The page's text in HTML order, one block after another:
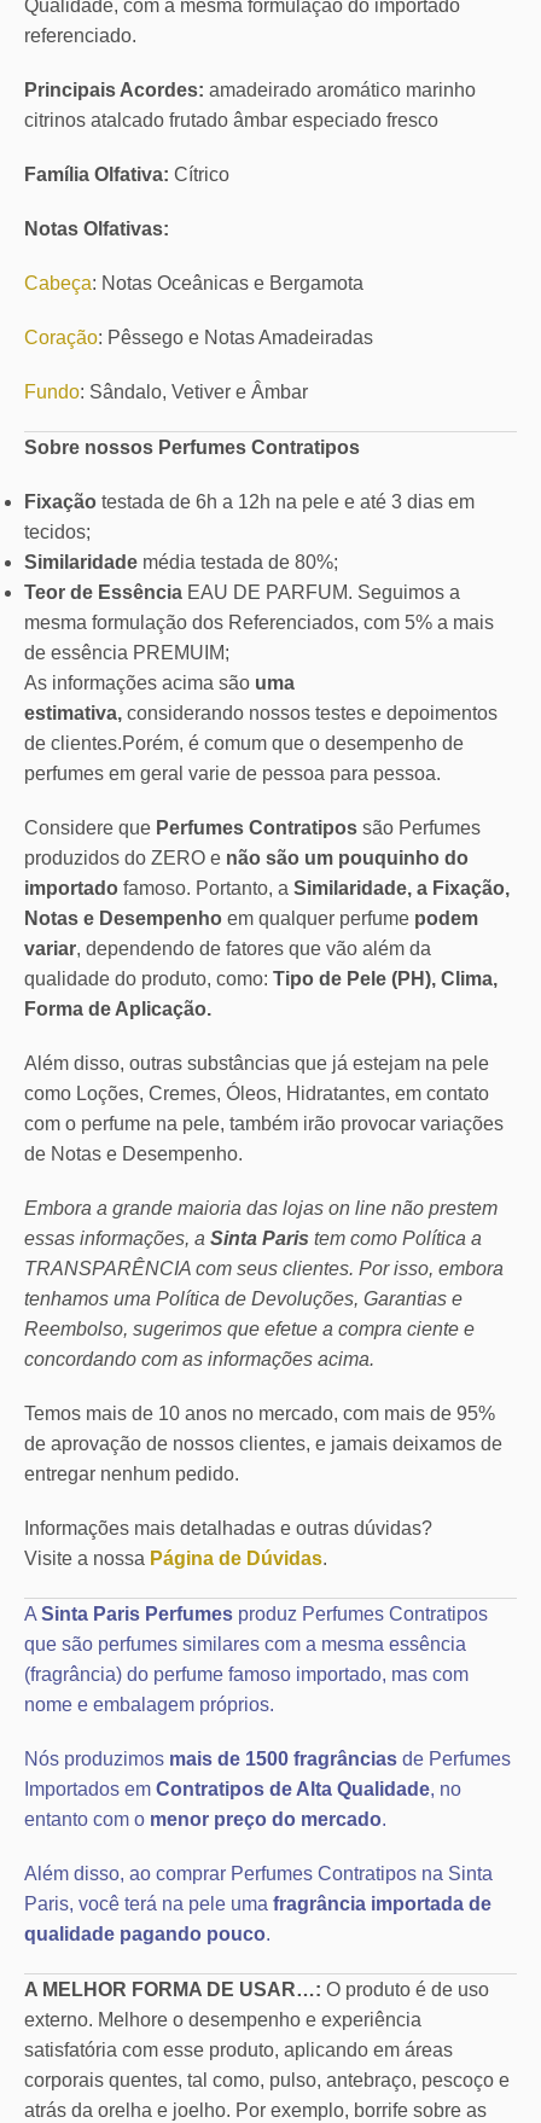
Qualidade, com a mesma formulação do importado
referenciado.
Principais Acordes: amadeirado aromático marinho
citrinos atalcado frutado âmbar especiado fresco
Família Olfativa: Cítrico
Notas Olfativas:
Cabeça: Notas Oceânicas e Bergamota
Coração: Pêssego e Notas Amadeiradas
Fundo: Sândalo, Vetiver e Âmbar
Sobre nossos Perfumes Contratipos
Fixação testada de 6h a 12h na pele e até 3 dias em
tecidos;
Similaridade média testada de 80%;
Teor de Essência EAU DE PARFUM. Seguimos a
mesma formulação dos Referenciados, com 5% a mais
de essência PREMUIM;
As informações acima são uma
estimativa, considerando nossos testes e depoimentos
de clientes.Porém, é comum que o desempenho de
perfumes em geral varie de pessoa para pessoa.
Considere que Perfumes Contratipos são Perfumes
produzidos do ZERO e não são um pouquinho do
importado famoso. Portanto, a Similaridade, a Fixação,
Notas e Desempenho em qualquer perfume podem
variar, dependendo de fatores que vão além da
qualidade do produto, como: Tipo de Pele (PH), Clima,
Forma de Aplicação.
Além disso, outras substâncias que já estejam na pele
como Loções, Cremes, Óleos, Hidratantes, em contato
com o perfume na pele, também irão provocar variações
de Notas e Desempenho.
Embora a grande maioria das lojas on line não prestem
essas informações, a Sinta Paris tem como Política a
TRANSPARÊNCIA com seus clientes. Por isso, embora
tenhamos uma Política de Devoluções, Garantias e
Reembolso, sugerimos que efetue a compra ciente e
concordando com as informações acima.
Temos mais de 10 anos no mercado, com mais de 95%
de aprovação de nossos clientes, e jamais deixamos de
entregar nenhum pedido.
Informações mais detalhadas e outras dúvidas?
Visite a nossa Página de Dúvidas.
A Sinta Paris Perfumes produz Perfumes Contratipos
que são perfumes similares com a mesma essência
(fragrância) do perfume famoso importado, mas com
nome e embalagem próprios.
Nós produzimos mais de 1500 fragrâncias de Perfumes
Importados em Contratipos de Alta Qualidade, no
entanto com o menor preço do mercado.
Além disso, ao comprar Perfumes Contratipos na Sinta
Paris, você terá na pele uma fragrância importada de
qualidade pagando pouco.
A MELHOR FORMA DE USAR…: O produto é de uso
externo. Melhore o desempenho e experiência
satisfatória com esse produto, aplicando em áreas
corporais quentes, tal como, pulso, antebraço, pescoço e
atrás da orelha e joelho. Por exemplo, borrife sobre as